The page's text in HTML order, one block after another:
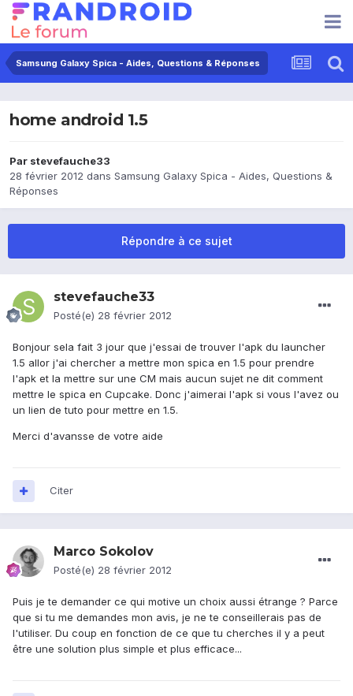
Samsung Galaxy Spica - Aides, Questions & Réponses
home android 1.5
Par stevefauche33
28 février 2012 dans Samsung Galaxy Spica - Aides, Questions &
Réponses
Répondre à ce sujet
stevefauche33
Posté(e) 28 février 2012
Bonjour sela fait 3 jour que j'essai de trouver l'apk du launcher
1.5 allor j'ai chercher a mettre mon spica en 1.5 pour prendre
l'apk et la mettre sur une CM mais aucun sujet ne dit comment
mettre le spica en Cupcake. Donc j'aimerai l'apk si vous l'avez ou
un lien de tuto pour mettre en 1.5.
Merci d'avansse de votre aide
Citer
Marco Sokolov
Posté(e) 28 février 2012
Puis je te demander ce qui motive un choix aussi étrange ? Parce
que si tu me demandes mon avis, je ne te conseillerais pas de
l'utiliser. Du coup en fonction de ce que tu cherches il y a peut
être une solution plus simple et plus efficace...